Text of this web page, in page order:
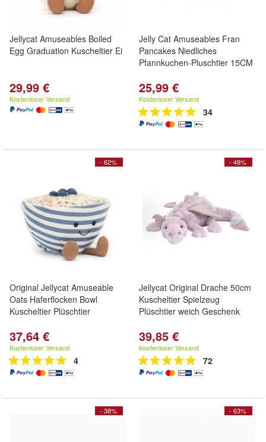
Jellycat Amuseables Boiled
Egg Graduation Kuscheltier Ei
29,99 €
Kostenloser Versand
Jelly Cat Amuseables Fran
Pancakes Niedliches
Pfannkuchen-Pluschtier 15CM
25,99 €
Kostenloser Versand
34
- 62%
Original Jellycat Amuseable
Oats Haferflocken Bowl
Kuscheltier Plüschtier
37,64 €
Kostenloser Versand
4
- 48%
Jellycat Original Drache 50cm
Kuscheltier Spielzeug
Plüschtier weich Geschenk
39,85 €
Kostenloser Versand
72
- 38% - 63%